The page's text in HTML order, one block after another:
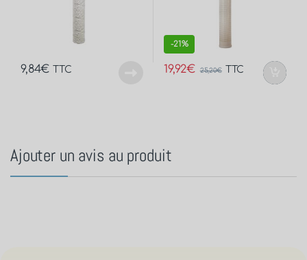
9,84€ TTC
-21%
19,92€ 25,20€ TTC
Ajouter un avis au produit